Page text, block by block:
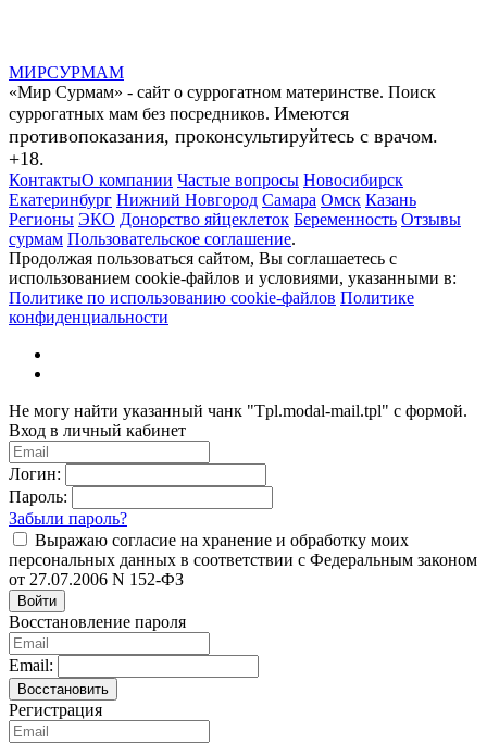
МИРСУРМАМ
«Мир Сурмам» - сайт о суррогатном материнстве. Поиск
суррогатных мам без посредников. Имеются
противопоказания, проконсультируйтесь с врачом.
+18.
КонтактыО компании Частые вопросы Новосибирск
Екатеринбург Нижний Новгород Самара Омск Казань
Регионы ЭКО Донорство яйцеклеток Беременность Отзывы
сурмам Пользовательское соглашение.
Продолжая пользоваться сайтом, Вы соглашаетесь с
использованием cookie-файлов и условиями, указанными в:
Политике по использованию cookie-файлов Политике
конфиденциальности
Не могу найти указанный чанк "Tpl.modal-mail.tpl" с формой.
Вход в личный кабинет
Логин:
Пароль:
Забыли пароль?
Выражаю согласие на хранение и обработку моих
персональных данных в соответствии с Федеральным законом
от 27.07.2006 N 152-ФЗ
Войти
Восстановление пароля
Email:
Восстановить
Регистрация